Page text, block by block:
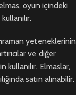
oyun içindeki
yeteneklerinin
ve diğer
kullanılır. Elmaslar,
satın alınabilir.